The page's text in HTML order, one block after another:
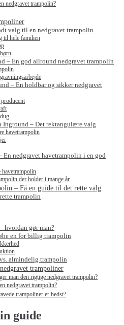
nedgravet trampolin?
valg til en nedgravet trampolin
til hele familien
– En god allround nedgravet trampolin
– En holdbar og sikker nedgravet
Inground – Det rektangulære valg
havetrampolin
En nedgravet havetrampolin i en god
havetrampolin
der holder i mange år
– Få en guide til det rette valg
trampolin
hvordan gør man?
en for billig trampolin
almindelig trampolin
trampoliner
man den rigtige nedgravet trampolin?
nedgravet trampolin?
trampoliner er bedst?
guide